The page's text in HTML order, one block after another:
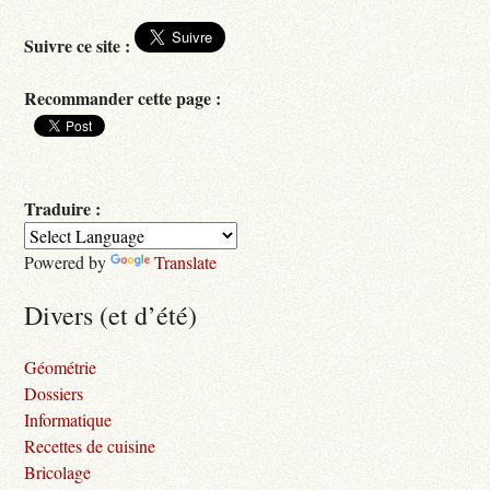
Suivre ce site :
Recommander cette page :
Traduire :
Powered by Translate
Divers (et d’été)
Géométrie
Dossiers
Informatique
Recettes de cuisine
Bricolage